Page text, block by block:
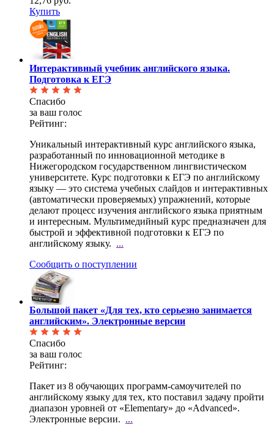
Купить
Интерактивный учебник английского языка.
Подготовка к ЕГЭ
Спасибо
за ваш голос
Рейтинг:
Уникальный интерактивный курс английского языка,
разработанный по инновационной методике в
Нижегородском государственном лингвистическом
университете. Курс подготовки к ЕГЭ по английскому
языку — это система учебных слайдов и интерактивных
(автоматически проверяемых) упражнений, которые
делают процесс изучения английского языка приятным
и интересным. Мультимедийный курс предназначен для
быстрой и эффективной подготовки к ЕГЭ по
английскому языку. ...
Сообщить о поступлении
Большой пакет «Для тех, кто серьезно занимается
английским». Электронные версии
Спасибо
за ваш голос
Рейтинг:
Пакет из 8 обучающих программ-самоучителей по
английскому языку для тех, кто поставил задачу пройти
диапазон уровней от «Elementary» до «Advanced».
Электронные версии. ...